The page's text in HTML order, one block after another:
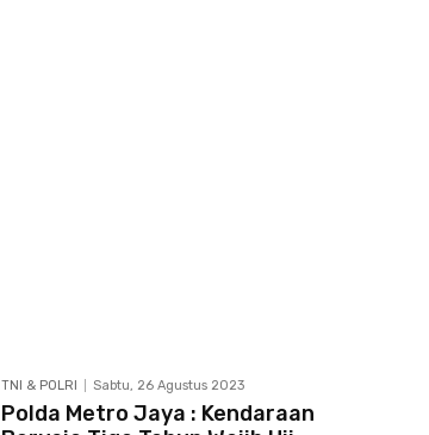
TNI & POLRI Sabtu, 26 Agustus 2023
Polda Metro Jaya : Kendaraan